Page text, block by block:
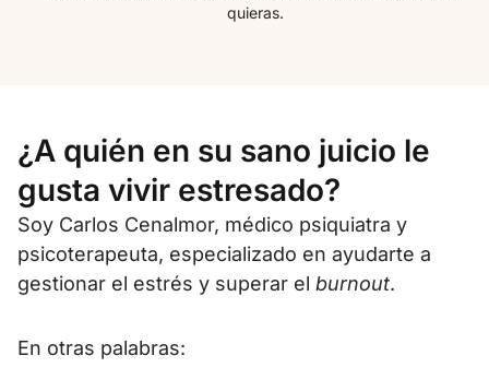
quieras.
¿A quién en su sano juicio le
gusta vivir estresado?
Soy Carlos Cenalmor, médico psiquiatra y
psicoterapeuta, especializado en ayudarte a
gestionar el estrés y superar el burnout.
En otras palabras: